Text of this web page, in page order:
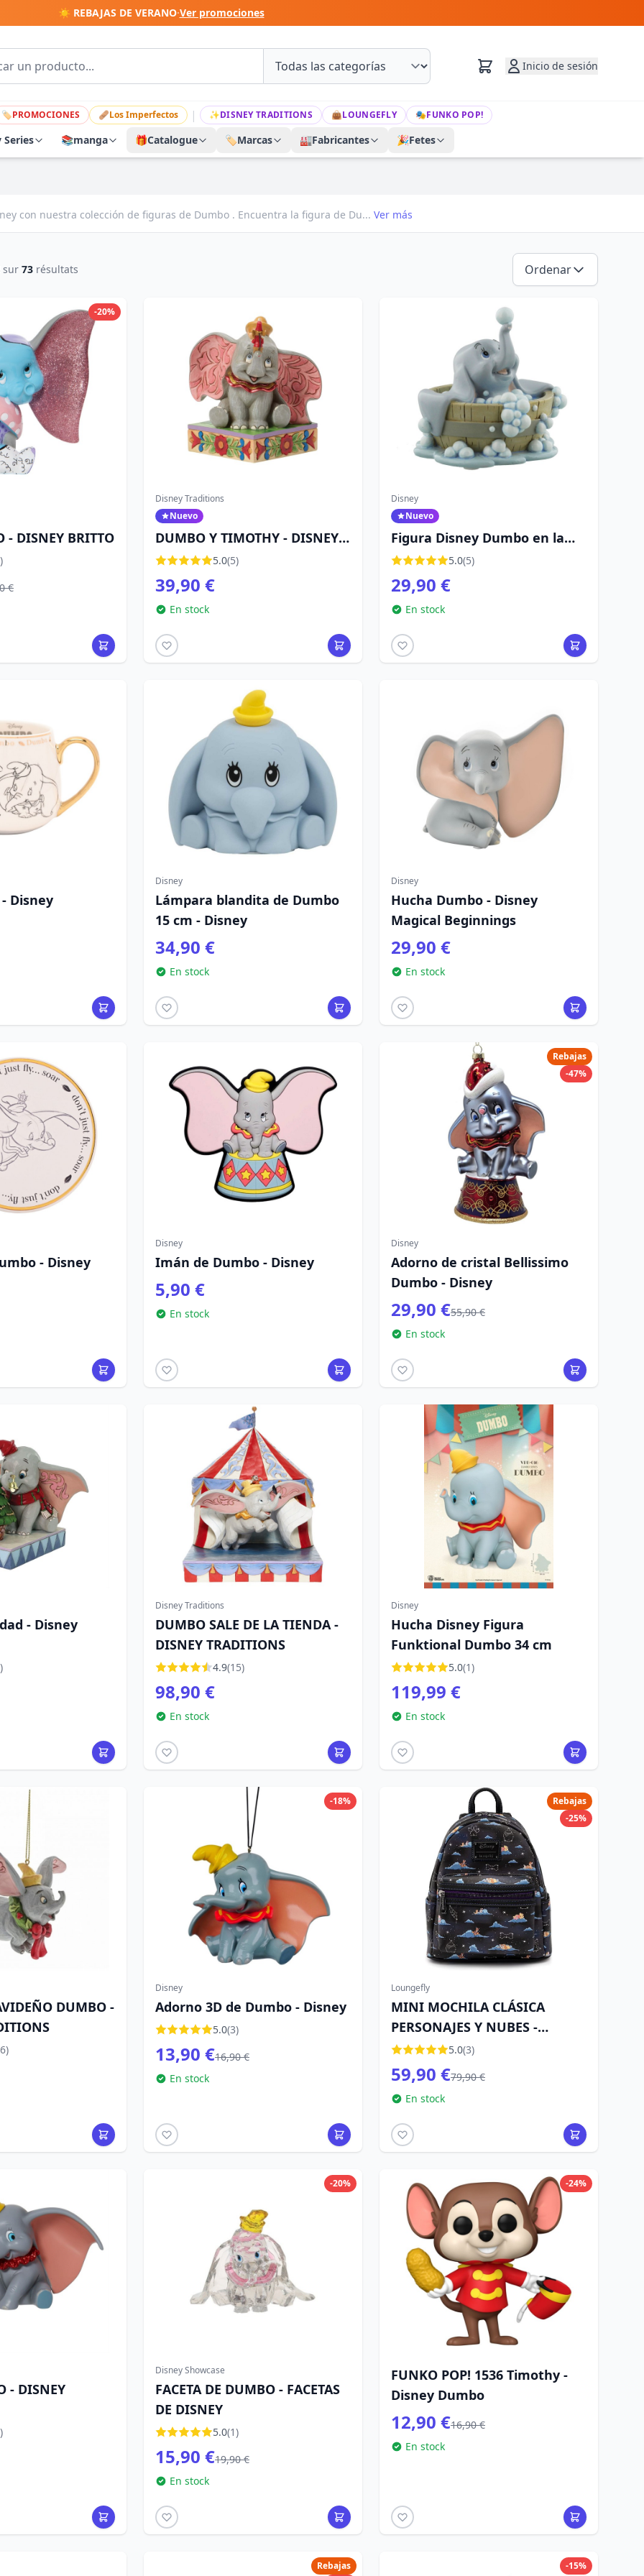
☀️ REBAJAS DE VERANO·Ver promociones
Inicio de sesión
🏷PROMOCIONES 🩹Los Imperfectos | ✨DISNEY TRADITIONS 👜LOUNGEFLY 🎭FUNKO POP!
Series 📚manga 🎁Catalogue 🏷️Marcas 🏭Fabricantes 🎉Fetes
con nuestra colección de figuras de Dumbo . Encuentra la figura de Du... Ver más
sur 73 résultats Ordenar
-20%
- DISNEY BRITTO
€
Disney Traditions
Nuevo
DUMBO Y TIMOTHY - DISNEY
TRADITIONS
5.0(5)
39,90 €
En stock
Disney
Nuevo
Figura Disney Dumbo en la
bañera, 10 cm
5.0(5)
29,90 €
En stock
Disney
Disney
Lámpara blandita de Dumbo
15 cm - Disney
34,90 €
En stock
Disney
Hucha Dumbo - Disney
Magical Beginnings
29,90 €
En stock
- Disney
Disney
Imán de Dumbo - Disney
5,90 €
En stock
Rebajas
-47%
Disney
Adorno de cristal Bellissimo
Dumbo - Disney
29,90 €55,90 €
En stock
- Disney
Disney Traditions
DUMBO SALE DE LA TIENDA -
DISNEY TRADITIONS
4.9(15)
98,90 €
En stock
Disney
Hucha Disney Figura
Funktional Dumbo 34 cm
5.0(1)
119,99 €
En stock
DUMBO -
-18%
Disney
Adorno 3D de Dumbo - Disney
5.0(3)
13,90 €16,90 €
En stock
Rebajas
-25%
Loungefly
MINI MOCHILA CLÁSICA
PERSONAJES Y NUBES -
DISNEY LOUNGEFLY
5.0(3)
59,90 €79,90 €
En stock
- DISNEY
-20%
Disney Showcase
FACETA DE DUMBO - FACETAS
DE DISNEY
5.0(1)
15,90 €19,90 €
En stock
-24%
FUNKO POP! 1536 Timothy -
Disney Dumbo
12,90 €16,90 €
En stock
Rebajas -15%